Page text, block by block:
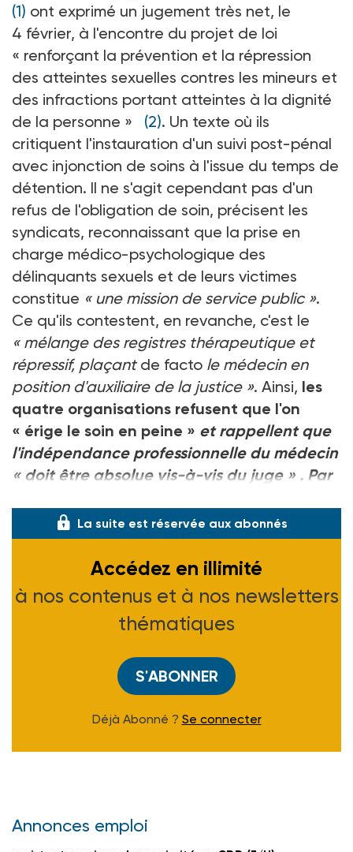
(1) ont exprimé un jugement très net, le
4 février, à l'encontre du projet de loi
« renforçant la prévention et la répression
des atteintes sexuelles contres les mineurs et
des infractions portant atteintes à la dignité
de la personne » (2). Un texte où ils
critiquent l'instauration d'un suivi post-pénal
avec injonction de soins à l'issue du temps de
détention. Il ne s'agit cependant pas d'un
refus de l'obligation de soin, précisent les
syndicats, reconnaissant que la prise en
charge médico-psychologique des
délinquants sexuels et de leurs victimes
constitue « une mission de service public ».
Ce qu'ils contestent, en revanche, c'est le
« mélange des registres thérapeutique et
répressif, plaçantde facto le médecin en
position d'auxiliaire de la justice ». Ainsi, les
quatre organisations refusent que l'on
« érige le soin en peine » et rappellent que
l'indépendance professionnelle du médecin
« doit être absolue vis-à-vis du juge » . Par
La suite est réservée aux abonnés
Accédez en illimité
à nos contenus et à nos newsletters
thématiques
S'ABONNER
Déjà Abonné ? Se connecter
Annonces emploi